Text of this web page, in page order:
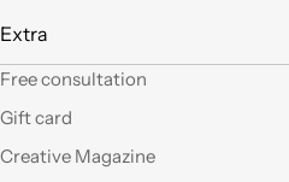
Extra
Free consultation
Gift card
Creative Magazine